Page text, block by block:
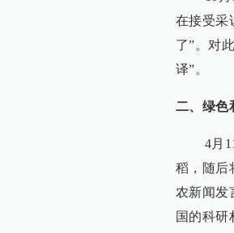
在接受采
了”。对
译”。
二、绿色
4月11
稻，随后
农新闻发
国的科研